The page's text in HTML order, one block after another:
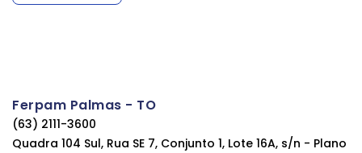
Ferpam Palmas - TO
(63) 2111-3600
Quadra 104 Sul, Rua SE 7, Conjunto 1, Lote 16A, s/n - Plano